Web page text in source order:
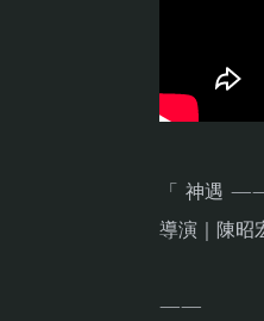
「 神遇
導演｜陳昭
——